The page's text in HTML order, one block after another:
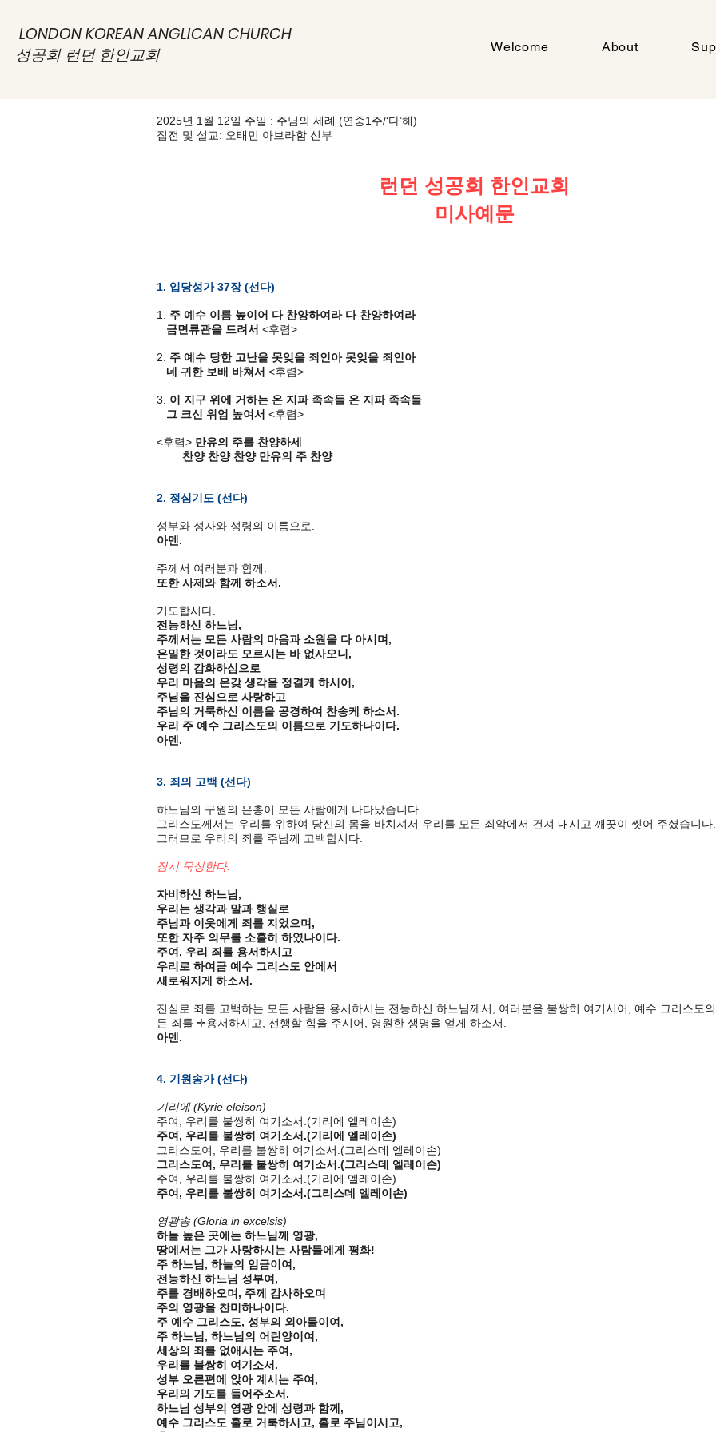
LONDON KOREAN ANGLICAN CHURCH
성공회 런던 한인교회
Welcome About
2025년 1월 12일 주일 : 주님의 세례 (연중1주/‘다’해)
집전 및 설교: 오태민 아브라함 신부
런던 성공회 한인교회
미사예문
1. 입당성가 37장 (선다)
1. 주 예수 이름 높이어 다 찬양하여라 다 찬양하여라
금면류관을 드려서 <후렴>
2. 주 예수 당한 고난을 못잊을 죄인아 못잊을 죄인아
네 귀한 보배 바쳐서 <후렴>
3. 이 지구 위에 거하는 온 지파 족속들 온 지파 족속들
그 크신 위엄 높여서 <후렴>
<후렴> 만유의 주를 찬양하세
찬양 찬양 찬양 만유의 주 찬양
2. 정심기도 (선다)
성부와 성자와 성령의 이름으로.
아멘.
주께서 여러분과 함께.
또한 사제와 함께 하소서.
기도합시다.
전능하신 하느님,
주께서는 모든 사람의 마음과 소원을 다 아시며,
은밀한 것이라도 모르시는 바 없사오니,
성령의 감화하심으로
우리 마음의 온갖 생각을 정결케 하시어,
주님을 진심으로 사랑하고
주님의 거룩하신 이름을 공경하여 찬송케 하소서.
우리 주 예수 그리스도의 이름으로 기도하나이다.
아멘.
3. 죄의 고백 (선다)
하느님의 구원의 은총이 모든 사람에게 나타났습니다.
그리스도께서는 우리를 위하여 당신의 몸을 바치셔서 우리를 모든 죄악에서 건져 내시고 깨끗이 씻어 주셨습니다.
그러므로 우리의 죄를 주님께 고백합시다.
잠시 묵상한다.
자비하신 하느님,
우리는 생각과 말과 행실로
주님과 이웃에게 죄를 지었으며,
또한 자주 의무를 소홀히 하였나이다.
주여, 우리 죄를 용서하시고
우리로 하여금 예수 그리스도 안에서
새로워지게 하소서.
진실로 죄를 고백하는 모든 사람을 용서하시는 전능하신 하느님께서, 여러분을 불쌍히 여기시어, 예수 그리스도
든 죄를 ✛용서하시고, 선행할 힘을 주시어, 영원한 생명을 얻게 하소서.
아멘.
4. 기원송가 (선다)
기리에 (Kyrie eleison)
주여, 우리를 불쌍히 여기소서.(기리에 엘레이손)
주여, 우리를 불쌍히 여기소서.(기리에 엘레이손)
그리스도여, 우리를 불쌍히 여기소서.(그리스데 엘레이손)
그리스도여, 우리를 불쌍히 여기소서.(그리스데 엘레이손)
주여, 우리를 불쌍히 여기소서.(기리에 엘레이손)
주여, 우리를 불쌍히 여기소서.(그리스데 엘레이손)
영광송 (Gloria in excelsis)
하늘 높은 곳에는 하느님께 영광,
땅에서는 그가 사랑하시는 사람들에게 평화!
주 하느님, 하늘의 임금이여,
전능하신 하느님 성부여,
주를 경배하오며, 주께 감사하오며
주의 영광을 찬미하나이다.
주 예수 그리스도, 성부의 외아들이여,
주 하느님, 하느님의 어린양이여,
세상의 죄를 없애시는 주여,
우리를 불쌍히 여기소서.
성부 오른편에 앉아 계시는 주여,
우리의 기도를 들어주소서.
하느님 성부의 영광 안에 성령과 함께,
예수 그리스도 홀로 거룩하시고, 홀로 주님이시고,